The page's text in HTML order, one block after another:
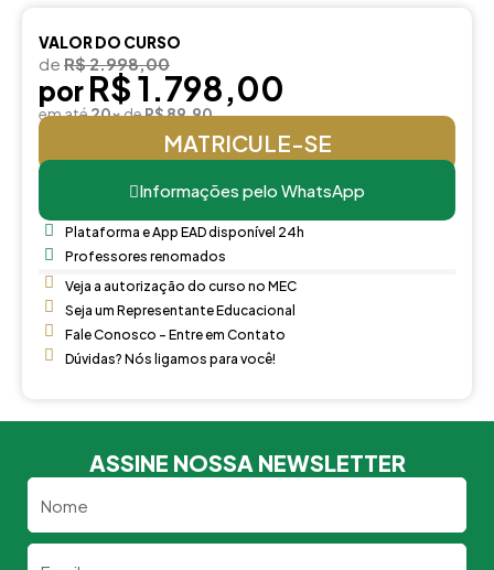
VALOR DO CURSO
de R$ 2.998,00
por R$ 1.798,00
em até20xdeR$ 89,90
MATRICULE-SE
Informações pelo WhatsApp
Plataforma e App EAD disponível 24h
Professores renomados
Veja a autorização do curso no MEC
Seja um Representante Educacional
Fale Conosco - Entre em Contato
Dúvidas? Nós ligamos para você!
ASSINE NOSSA NEWSLETTER